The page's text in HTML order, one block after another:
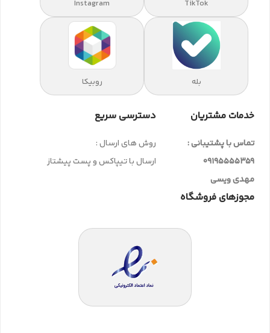
TikTok
Instagram
بله روبیکا
خدمات مشتریان
تماس با پشتیبانی :
09195555359
مهدی ویسی
دسترسی سریع
روش های ارسال :
ارسال با تیپاکس و پست پیشتاز
مجوزهای فروشگاه